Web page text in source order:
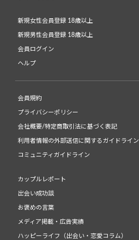
新規女性会員登録 18歳以上
新規男性会員登録 18歳以上
会員ログイン
ヘルプ
会員規約
プライバシーポリシー
会社概要/特定商取引法に基づく表記
利用者情報の外部送信に関するガイドライン
コミュニティガイドライン
カップルレポート
出会い成功談
お褒めの言葉
メディア掲載・広告実績
ハッピーライフ（出会い・恋愛コラム）